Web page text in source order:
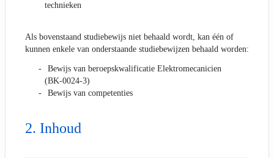
technieken
Als bovenstaand studiebewijs niet behaald wordt, kan één of
kunnen enkele van onderstaande studiebewijzen behaald worden:
Bewijs van beroepskwalificatie Elektromecanicien
(BK-0024-3)
Bewijs van competenties
Inhoud